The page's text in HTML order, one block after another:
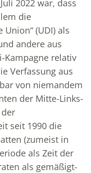
2022 war, dass
die
(UDI) als
andere aus
Kampagne relativ
Verfassung aus
von niemandem
der Mitte-Links-
seit 1990 die
(zumeist in
als Zeit der
als gemäßigt-